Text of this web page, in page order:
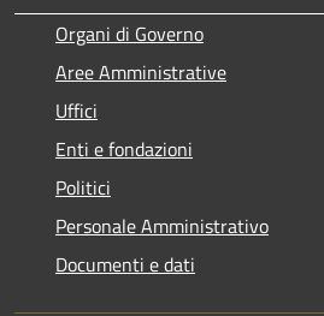
Organi di Governo
Aree Amministrative
Uffici
Enti e fondazioni
Politici
Personale Amministrativo
Documenti e dati